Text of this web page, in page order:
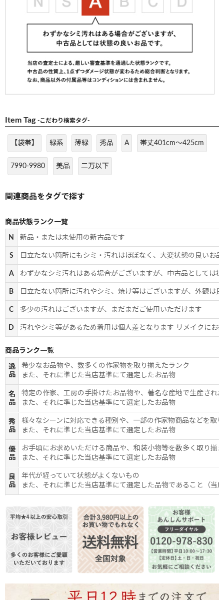
Item Tag -こだわり検索タグ-
【袋帯】 緑系 薄緑 秀品 A 帯丈401cm～425cm
7990-9980 美品 二万以下
商品状態ランク一覧
N 新品・または未使用の新古品です
S 目立たない箇所にもシミ・汚れはほぼなく、大変状態の良いお
A わずかなシミ汚れはある場合がございますが、中古品としては
B 目立たない箇所に汚れやシミ、焼け等はございますが、外観は
C 多少の汚れはございますが、まだまだご使用いただけます
D 汚れやシミ等があるため着用は個人差となります リメイクにお
商品ランク一覧
逸
品
希少なお品物や、数多くの作家物を取り揃えたランク
また、それに準じた当店基準にて選定したお品物
名
品
特定の作家、工房の手掛けたお品物や、著名な産地で生産され
また、それに準じた当店基準にて選定したお品物
秀
品
様々なシーンに対応できる種別や、一部の作家物商品などを取
また、それに準じた当店基準にて選定したお品物
優
品
お手頃にお求めいただける商品や、和装小物等を数多く取り揃
また、それに準じた当店基準にて選定したお品物
良
品
年代が経っていて状態がよくないもの
また、それに準じた当店基準にて選定した品物であること（当